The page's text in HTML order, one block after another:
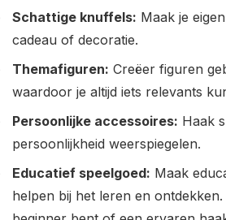
Schattige knuffels: Maak je
cadeau of decoratie.
Themafiguren: Creëer figuren
waardoor je altijd iets relevants
Persoonlijke accessoires: Haak
persoonlijkheid weerspiegelen.
Educatief speelgoed: Maak
helpen bij het leren en